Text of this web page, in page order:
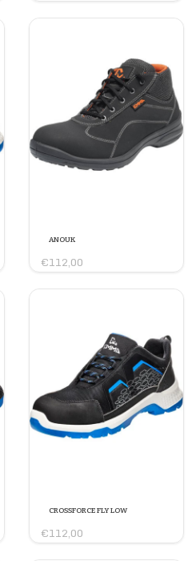
ANOUK
€112,00
CROSSFORCE FLY LOW
€112,00